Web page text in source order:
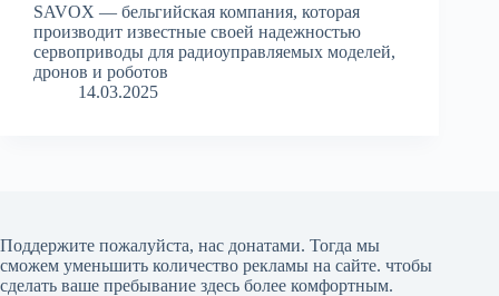
SAVOX — бельгийская компания, которая
производит известные своей надежностью
сервоприводы для радиоуправляемых моделей,
дронов и роботов
14.03.2025
Поддержите пожалуйста, нас донатами. Тогда мы
сможем уменьшить количество рекламы на сайте. чтобы
сделать ваше пребывание здесь более комфортным.